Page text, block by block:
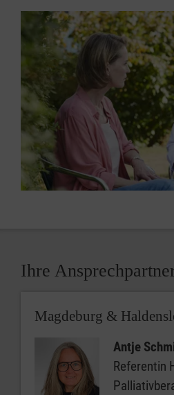
Ihre
Magdeburg &
Antje
Referentin